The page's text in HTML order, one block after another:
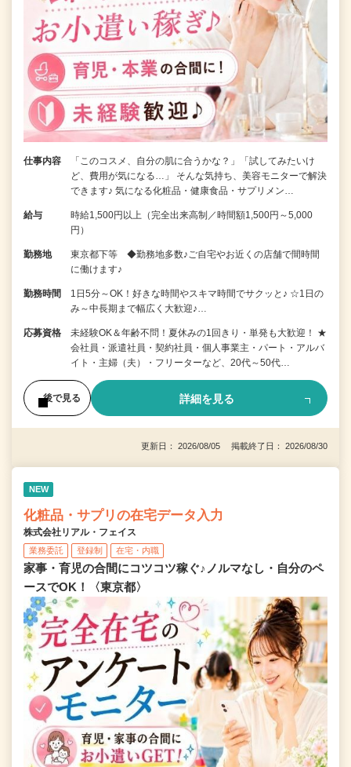
仕事内容
「このコスメ、自分の肌に合うかな？」「試してみたいけ
ど、費用が気になる…」 そんな気持ち、美容モニターで解決
できます♪ 気になる化粧品・健康食品・サプリメン…
給与
時給1,500円以上（完全出来高制／時間額1,500円～5,000
円）
勤務地
東京都下等 ◆勤務地多数♪ご自宅やお近くの店舗で間時間
に働けます♪
勤務時間
1日5分～OK！好きな時間やスキマ時間でサクッと♪ ☆1日の
み～中長期まで幅広く大歓迎♪…
応募資格
未経験OK＆年齢不問！夏休みの1回きり・単発も大歓迎！ ★
会社員・派遣社員・契約社員・個人事業主・パート・アルバ
イト・主婦（夫）・フリーターなど、20代～50代…
後で見る 詳細を見る
更新日： 2026/08/05 掲載終了日： 2026/08/30
NEW
化粧品・サプリの在宅データ入力
株式会社リアル・フェイス
業務委託 登録制 在宅・内職
家事・育児の合間にコツコツ稼ぐ♪ノルマなし・自分のペ
ースでOK！〈東京都〉